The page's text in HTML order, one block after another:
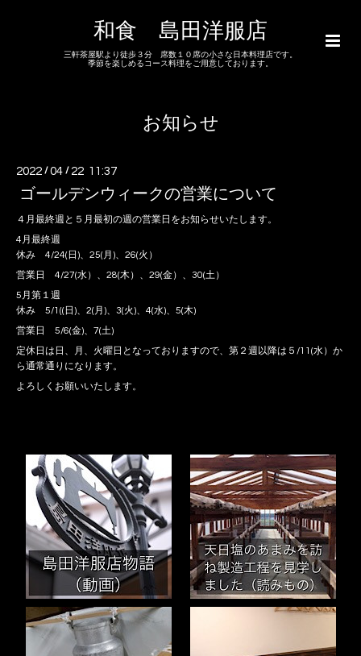
和食 島田洋服店
三軒茶屋駅より徒歩３分 席数１０席の小さな日本料理店です。
季節を楽しめるコース料理をご用意しております。
お知らせ
2022 /04 / 22 11:37
ゴールデンウィークの営業について
４月最終週と５月最初の週の営業日をお知らせいたします。
4月最終週
休み 4/24(日)、25(月)、26(火）
営業日 4/27(水）、28(木）、29(金）、30(土）
5月第１週
休み 5/1((日)、2(月)、3(火)、4(水)、5(木)
営業日 5/6(金)、7(土)
定休日は日、月、火曜日となっておりますので、第２週以降は５/11(水）か
ら通常通りになります。
よろしくお願いいたします。